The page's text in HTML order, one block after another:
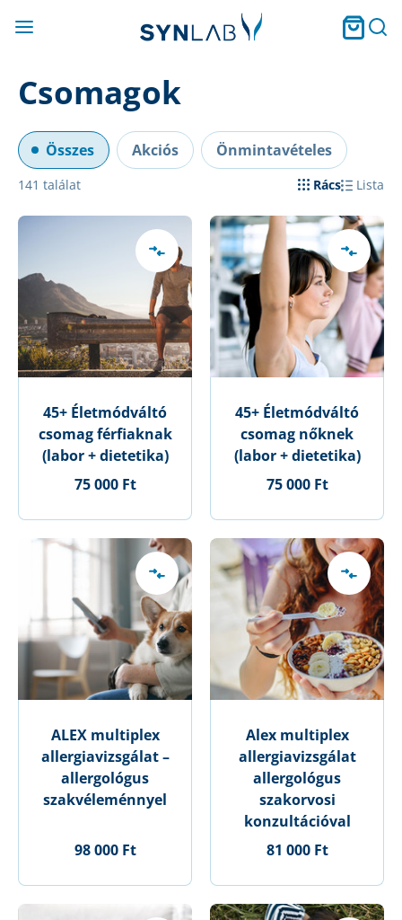
Csomagok
Összes Akciós Önmintavételes
141 találat Rács Lista
45+ Életmódváltó
csomag férfiaknak
(labor + dietetika)
75 000 Ft
45+ Életmódváltó
csomag nőknek
(labor + dietetika)
75 000 Ft
ALEX multiplex
allergiavizsgálat –
allergológus
szakvéleménnyel
98 000 Ft
Alex multiplex
allergiavizsgálat
allergológus
szakorvosi
konzultációval
81 000 Ft